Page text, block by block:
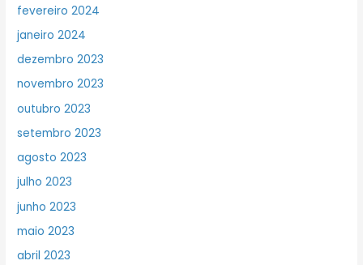
fevereiro 2024
janeiro 2024
dezembro 2023
novembro 2023
outubro 2023
setembro 2023
agosto 2023
julho 2023
junho 2023
maio 2023
abril 2023